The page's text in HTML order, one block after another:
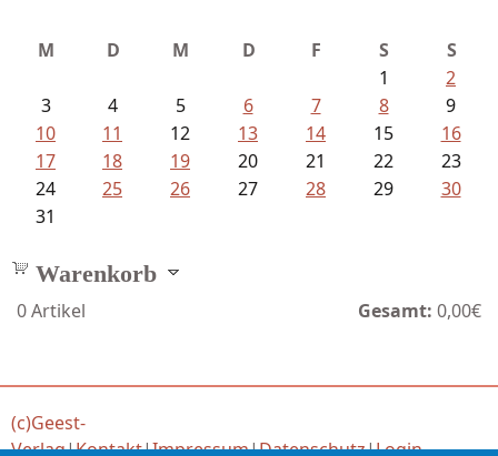
M D M D F S
S
1
2
3
4 5 6 7 8
9
10
11 12 13 14 15
16
17
18 19 20 21 22
23
24
25 26 27 28 29
30
31
Warenkorb
0Artikel Gesamt: 0,00€
(c)Geest-
Verlag|Kontakt|Impressum|Datenschutz|Login